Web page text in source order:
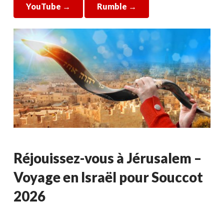
YouTube → Rumble →
Réjouissez-vous à Jérusalem –
Voyage en Israël pour Souccot
2026